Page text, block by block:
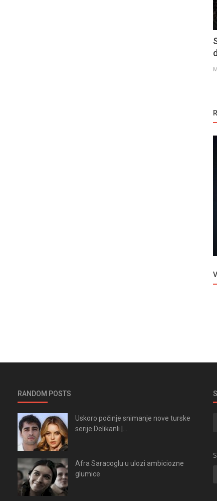
RANDOM POSTS
Uskoro počinje snimanje nove turske
serije Delikanli |...
Afra Saracoglu u ulozi ambiciozne
glumice